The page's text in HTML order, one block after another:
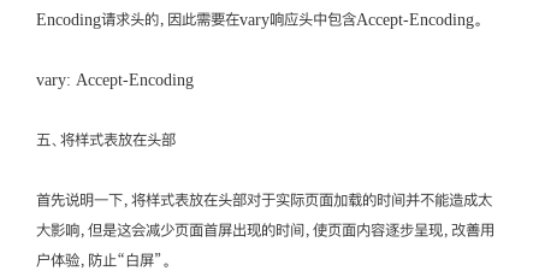
Encoding请求头的，因此需要在vary响应头中包含Accept-Encoding。
vary: Accept-Encoding
五、将样式表放在头部
首先说明一下，将样式表放在头部对于实际页面加载的时间并不能造成太
大影响，但是这会减少页面首屏出现的时间，使页面内容逐步呈现，改善用
户体验，防止“白屏”。